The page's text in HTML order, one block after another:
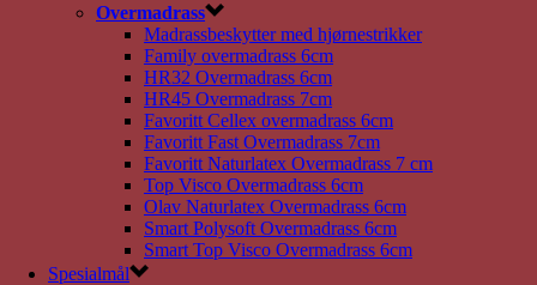
Overmadrass
Madrassbeskytter med hjørnestrikker
Family overmadrass 6cm
HR32 Overmadrass 6cm
HR45 Overmadrass 7cm
Favoritt Cellex overmadrass 6cm
Favoritt Fast Overmadrass 7cm
Favoritt Naturlatex Overmadrass 7 cm
Top Visco Overmadrass 6cm
Olav Naturlatex Overmadrass 6cm
Smart Polysoft Overmadrass 6cm
Smart Top Visco Overmadrass 6cm
Spesialmål